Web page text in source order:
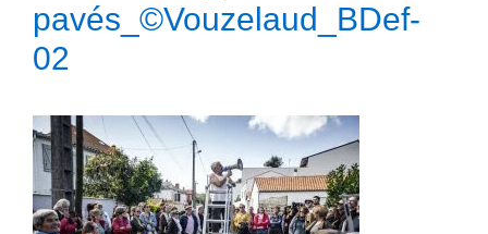
pavés_©Vouzelaud_BDef-
02